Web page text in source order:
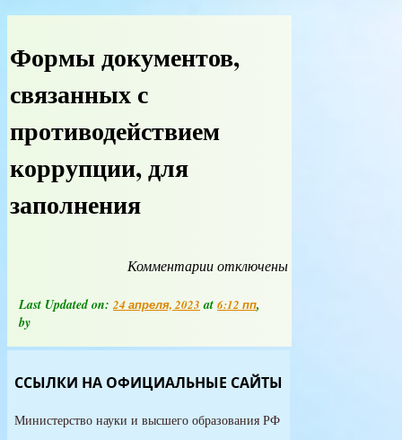
Формы документов,
связанных с
противодействием
коррупции, для
заполнения
Комментариик
Формы
противодействием
для
отключены
Last Updated on:24 апреля, 2023 at 6:12 пп,
by
ССЫЛКИ НА ОФИЦИАЛЬНЫЕ САЙТЫ
Министерство науки и высшего образования РФ